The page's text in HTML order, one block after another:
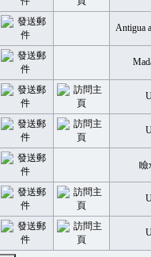
Antigua